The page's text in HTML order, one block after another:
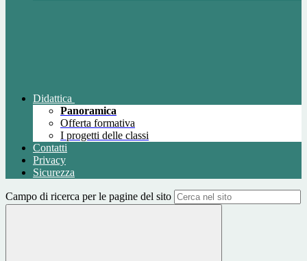
Didattica
Panoramica
Offerta formativa
I progetti delle classi
Contatti
Privacy
Sicurezza
Campo di ricerca per le pagine del sito